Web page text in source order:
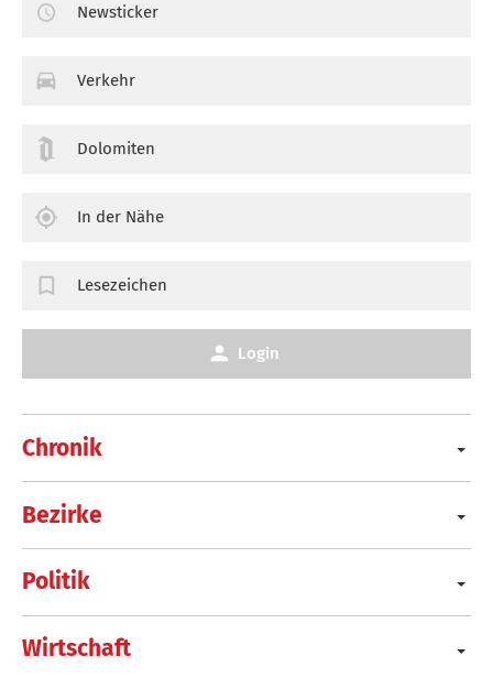
Chronik
Bezirke
Politik
Wirtschaft
Newsticker
Verkehr
Dolomiten
In der Nähe
Lesezeichen
Login